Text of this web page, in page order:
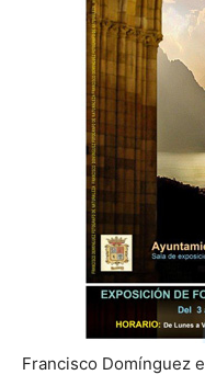
Francisco Domínguez